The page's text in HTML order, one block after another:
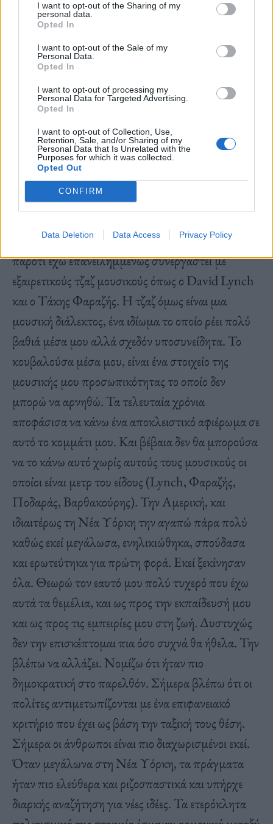
I want to opt-out of the Sharing of my
personal data.
Opted In
I want to opt-out of the Sale of my
Personal Data.
Opted In
I want to opt-out of processing my
Personal Data for Targeted Advertising.
Opted In
I want to opt-out of Collection, Use,
Retention, Sale, and/or Sharing of my
Personal Data that Is Unrelated with the
Purposes for which it was collected.
Opted Out
CONFIRM
Data Deletion Data Access Privacy Policy
– Τα τελευταία χρόνια, έχετε πραγματοποιήσει
εξαιρετικές εμφανίσεις αφιερωμένες αποκλειστικά
στην ερμηνεία Jazz Standars (“Elly loves Jazz”).
Ωστόσο, διατηρήσατε δεσμούς με τον κόσμο της
τζαζ και καθ’ όλη τη διάρκεια της πορείας σας (με
κορυφαίες στιγμές εκείνες της live ηχογράφησης
στο Μέγαρο Μουσικής το 1993). Η τζαζ σάς
συνδέει με τα χρόνια και τη ζωή της Νέας Υόρκης;
Σας λείπει η Αμερική;
Ποτέ δεν ένιωσα ότι είμαι τραγουδίστρια της τζαζ,
παρότι έχω επανειλημμένως συνεργαστεί με
εξαιρετικούς τζαζ μουσικούς όπως ο David Lynch
και ο Τάκης Φαραζής. Η τζαζ όμως είναι μια
μουσική διάλεκτος, ένα ιδίωμα το οποίο ρέει πολύ
βαθιά μέσα μου αλλά σχεδόν υποσυνείδητα. Το
κουβαλούσα μέσα μου, είναι ένα στοιχείο της
μουσικής μου προσωπικότητας το οποίο δεν
μπορώ να αρνηθώ. Τα τελευταία χρόνια
αποφάσισα να κάνω ένα αποκλειστικό αφιέρωμα σε
αυτό το κομμάτι μου. Και βέβαια δεν θα μπορούσα
να το κάνω αυτό χωρίς αυτούς τους μουσικούς οι
οποίοι είναι μετρ του είδους (Lynch, Φαραζής,
Ποδαράς, Βαρθακούρης). Την Αμερική, και
ιδιαιτέρως τη Νέα Υόρκη την αγαπώ πάρα πολύ
καθώς εκεί μεγάλωσα, ενηλικιώθηκα, σπούδασα
και ερωτεύτηκα για πρώτη φορά. Εκεί ξεκίνησαν
όλα. Θεωρώ τον εαυτό μου πολύ τυχερό που έχω
αυτά τα θεμέλια, και ως προς την εκπαίδευσή μου
και ως προς τις εμπειρίες μου στη ζωή. Δυστυχώς
δεν την επισκέπτομαι πια όσο συχνά θα ήθελα. Την
βλέπω να αλλάζει. Νομίζω ότι ήταν πιο
δημοκρατική στο παρελθόν. Σήμερα βλέπω ότι οι
πολίτες αντιμετωπίζονται με ένα επιφανειακό
κριτήριο που έχει ως βάση την ταξική τους θέση.
Σήμερα οι άνθρωποι είναι πιο διαχωρισμένοι εκεί.
Όταν μεγάλωνα στη Νέα Υόρκη, τα πράγματα
ήταν πιο ελεύθερα και ριζοσπαστικά και υπήρχε
διαρκής αναζήτηση για νέες ιδέες. Τα ετερόκλητα